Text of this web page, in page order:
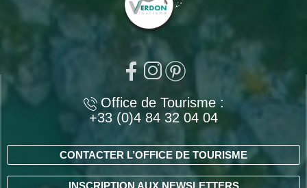
Office de Tourisme :
+33 (0)4 84 32 04 04
CONTACTER L’OFFICE DE TOURISME
INSCRIPTION AUX NEWSLETTERS